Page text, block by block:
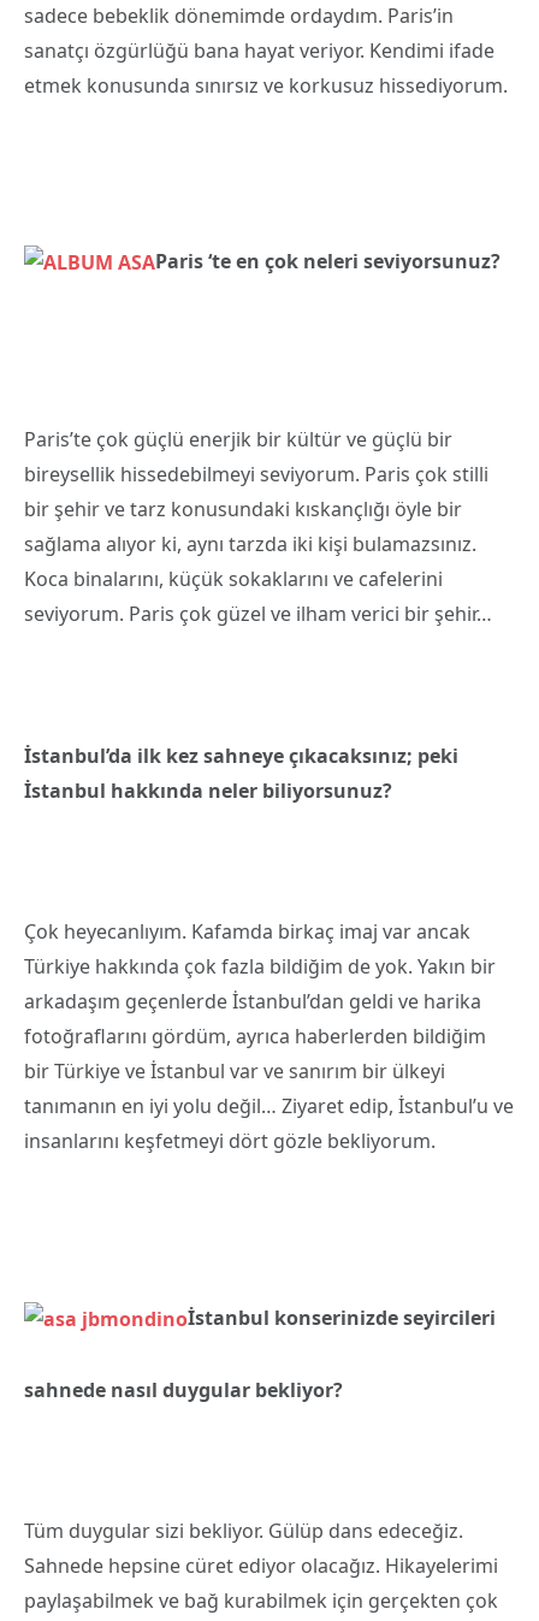
sadece bebeklik dönemimde ordaydım. Paris’in
sanatçı özgürlüğü bana hayat veriyor. Kendimi ifade
etmek konusunda sınırsız ve korkusuz hissediyorum.
Paris ‘te en çok neleri seviyorsunuz?
Paris’te çok güçlü enerjik bir kültür ve güçlü bir
bireysellik hissedebilmeyi seviyorum. Paris çok stilli
bir şehir ve tarz konusundaki kıskançlığı öyle bir
sağlama alıyor ki, aynı tarzda iki kişi bulamazsınız.
Koca binalarını, küçük sokaklarını ve cafelerini
seviyorum. Paris çok güzel ve ilham verici bir şehir…
İstanbul’da ilk kez sahneye çıkacaksınız; peki
İstanbul hakkında neler biliyorsunuz?
Çok heyecanlıyım. Kafamda birkaç imaj var ancak
Türkiye hakkında çok fazla bildiğim de yok. Yakın bir
arkadaşım geçenlerde İstanbul’dan geldi ve harika
fotoğraflarını gördüm, ayrıca haberlerden bildiğim
bir Türkiye ve İstanbul var ve sanırım bir ülkeyi
tanımanın en iyi yolu değil… Ziyaret edip, İstanbul’u ve
insanlarını keşfetmeyi dört gözle bekliyorum.
İstanbul konserinizde seyircileri
sahnede nasıl duygular bekliyor?
Tüm duygular sizi bekliyor. Gülüp dans edeceğiz.
Sahnede hepsine cüret ediyor olacağız. Hikayelerimi
paylaşabilmek ve bağ kurabilmek için gerçekten çok